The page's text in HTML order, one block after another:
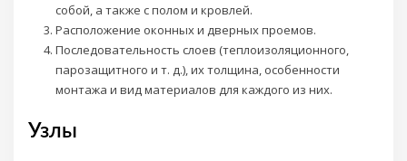
собой, а также с полом и кровлей.
Расположение оконных и дверных проемов.
Последовательность слоев (теплоизоляционного,
парозащитного и т. д.), их толщина, особенности
монтажа и вид материалов для каждого из них.
Узлы